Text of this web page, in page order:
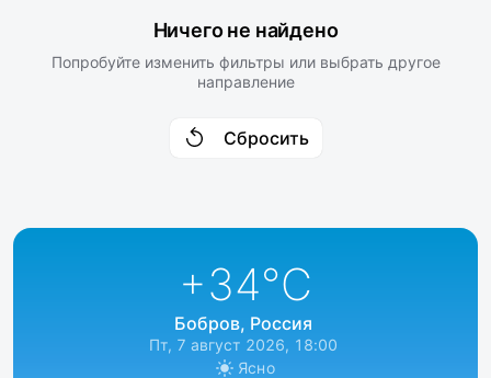
Ничего не найдено
Попробуйте изменить фильтры или выбрать другое
направление
Сбросить
+34°C
Бобров, Россия
Пт, 7 август 2026, 18:00
Ясно